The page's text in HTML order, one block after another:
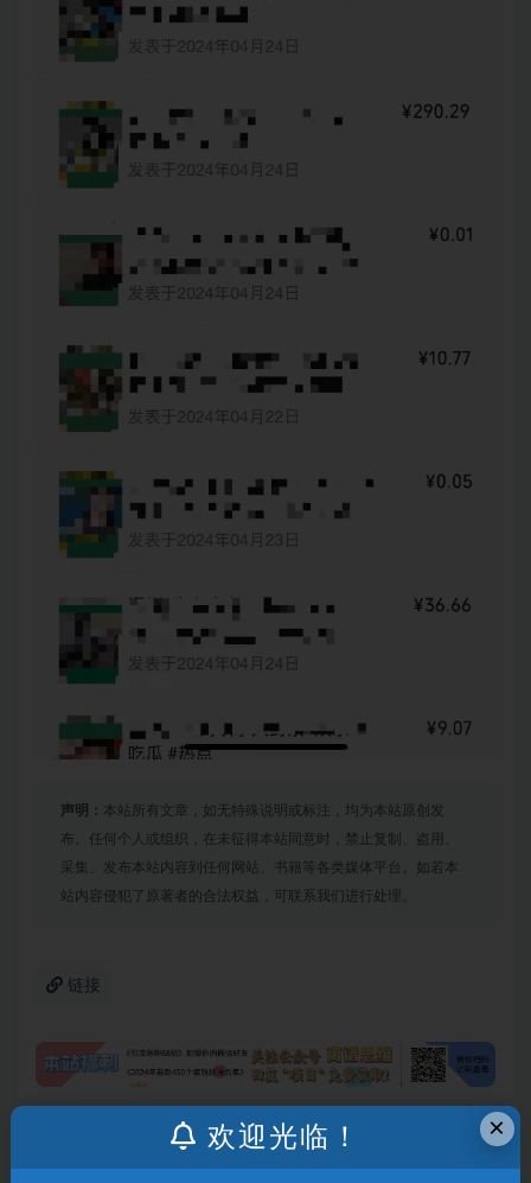
声明： 本站所有文章，如无特殊说明或标注，均为本站原创发
布。任何个人或组织，在未征得本站同意时，禁止复制、盗用、
采集、发布本站内容到任何网站、书籍等各类媒体平台。如若本
站内容侵犯了原著者的合法权益，可联系我们进行处理。
链接
×
欢迎光临！